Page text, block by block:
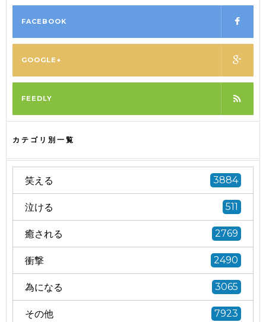
FACEBOOK
GOOGLE+
FEEDLY
カテゴリ別一覧
笑える 3884
泣ける 511
癒される 2769
衝撃 2490
為になる 3065
その他 7923